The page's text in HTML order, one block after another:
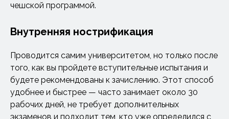
чешской программой.
Внутренняя нострификация
Проводится самим университетом, но только после
того, как вы пройдете вступительные испытания и
будете рекомендованы к зачислению. Этот способ
удобнее и быстрее — часто занимает около 30
рабочих дней, не требует дополнительных
экзаменов и подходит тем, кто уже определился с